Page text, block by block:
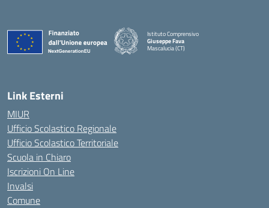
Istituto Comprensivo
Giuseppe Fava
Mascalucia (CT)
Link Esterni
MIUR
Ufficio Scolastico Regionale
Ufficio Scolastico Territoriale
Scuola in Chiaro
Iscrizioni On Line
Invalsi
Comune